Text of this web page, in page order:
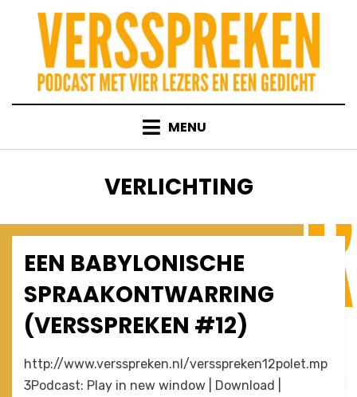
content
MENU
TAG
:
VERLICHTING
Posted
on
March 20, 2013
Afleveringen
EEN BABYLONISCHE
SPRAAKONTWARRING
(VERSSPREKEN #12)
by Joost
1 Comment
Babylonische
http://www.versspreken.nl/versspreken12polet.mp
3Podcast: Play in new window | Download |